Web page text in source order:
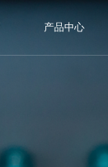
产品中心